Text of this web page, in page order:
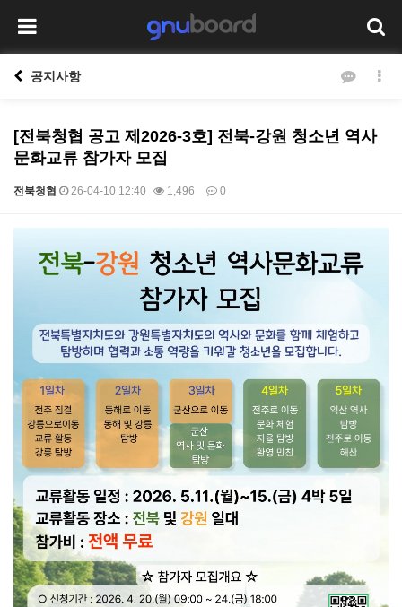
공지사항
[전북청협 공고 제2026-3호] 전북-강원 청소년 역사
문화교류 참가자 모집
전북청협 26-04-10 12:40 1,496 0